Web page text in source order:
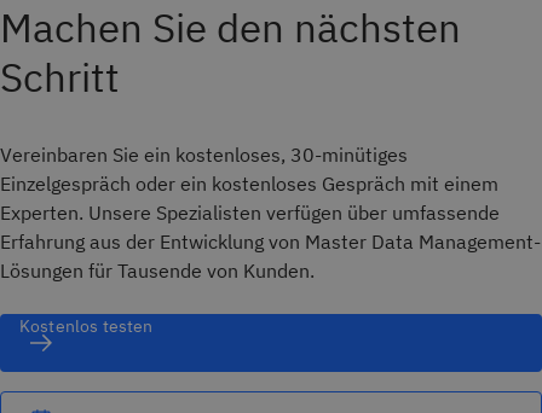
Machen Sie den nächsten
Schritt
Vereinbaren Sie ein kostenloses, 30-minütiges
Einzelgespräch oder ein kostenloses Gespräch mit einem
Experten. Unsere Spezialisten verfügen über umfassende
Erfahrung aus der Entwicklung von Master Data Management-
Lösungen für Tausende von Kunden.
Kostenlos testen